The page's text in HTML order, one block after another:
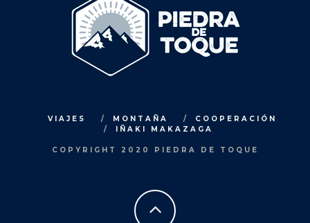
VIAJES MONTAÑA
COOPERACIÓN
IÑAKI MAKAZAGA
COPYRIGHT 2020 PIEDRA DE TOQUE